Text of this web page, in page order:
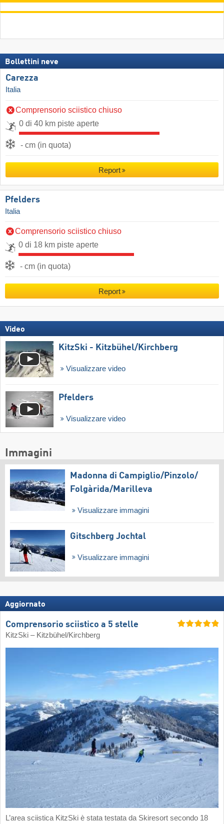
Bollettini neve
Carezza
Italia
Comprensorio sciistico chiuso
0 di 40 km piste aperte
- cm (in quota)
Report
Pfelders
Italia
Comprensorio sciistico chiuso
0 di 18 km piste aperte
- cm (in quota)
Report
Video
KitzSki - Kitzbühel/​Kirchberg
Visualizzare video
Pfelders
Visualizzare video
Immagini
Madonna di Campiglio/​Pinzolo/​
Folgàrida/​Marilleva
Visualizzare immagini
Gitschberg Jochtal
Visualizzare immagini
Aggiornato
Comprensorio sciistico a 5 stelle
KitzSki – Kitzbühel/​Kirchberg
L’area sciistica KitzSki è stata testata da Skiresort secondo 18